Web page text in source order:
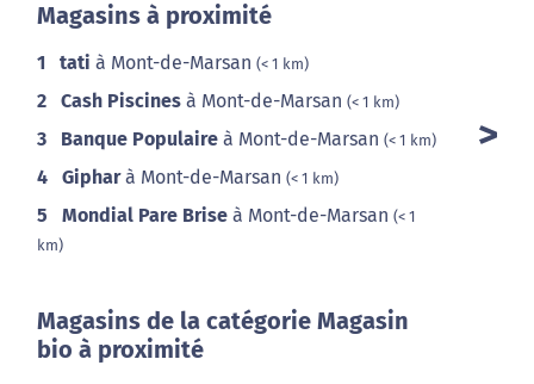
Magasins à proximité
1 tati à Mont-de-Marsan (< 1 km)
2 Cash Piscines à Mont-de-Marsan (< 1 km)
3 Banque Populaire à Mont-de-Marsan (< 1 km)
4 Gipharà Mont-de-Marsan (< 1 km)
5 Mondial Pare Brise à Mont-de-Marsan (< 1
km)
Magasins de la catégorie Magasin
bio à proximité